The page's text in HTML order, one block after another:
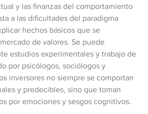
y las finanzas del comportamiento
a las dificultades del paradigma
hechos básicos que se
de valores. Se puede
estudios experimentales y trabajo de
por psicólogos, sociólogos y
inversores no siempre se comportan
y predecibles, sino que toman
por emociones y sesgos cognitivos.